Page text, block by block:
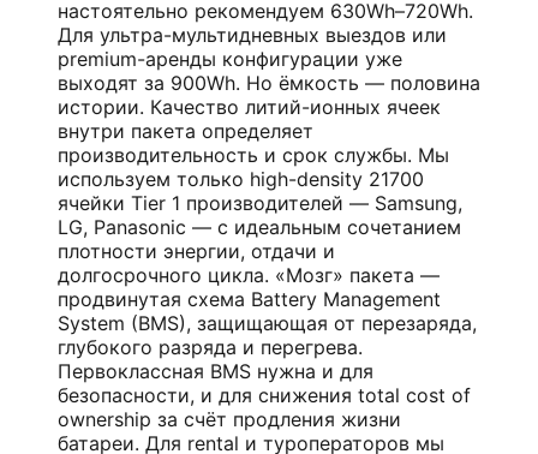
настоятельно рекомендуем 630Wh–720Wh.
Для ультра-мультидневных выездов или
premium-аренды конфигурации уже
выходят за 900Wh. Но ёмкость — половина
истории. Качество литий-ионных ячеек
внутри пакета определяет
производительность и срок службы. Мы
используем только high-density 21700
ячейки Tier 1 производителей — Samsung,
LG, Panasonic — с идеальным сочетанием
плотности энергии, отдачи и
долгосрочного цикла. «Мозг» пакета —
продвинутая схема Battery Management
System (BMS), защищающая от перезаряда,
глубокого разряда и перегрева.
Первоклассная BMS нужна и для
безопасности, и для снижения total cost of
ownership за счёт продления жизни
батареи. Для rental и туроператоров мы